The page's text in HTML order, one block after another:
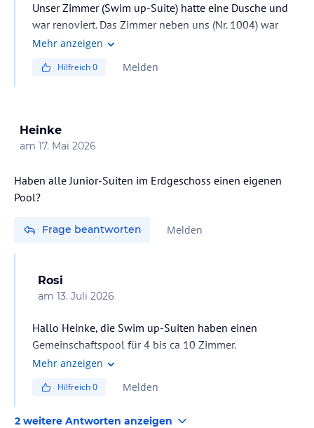
Unser Zimmer (Swim up-Suite) hatte eine Dusche und
war renoviert. Das Zimmer neben uns (Nr. 1004) war
auch renoviert, mit Badewanne.
Mehr anzeigen
Hilfreich0 Melden
Heinke
am 17. Mai 2026
Haben alle Junior-Suiten im Erdgeschoss einen eigenen
Pool?
Frage beantworten Melden
Rosi
am 13. Juli 2026
Hallo Heinke, die Swim up-Suiten haben einen
Gemeinschaftspool für 4 bis ca 10 Zimmer.
Mehr anzeigen
Hilfreich0 Melden
2 weitere Antworten anzeigen